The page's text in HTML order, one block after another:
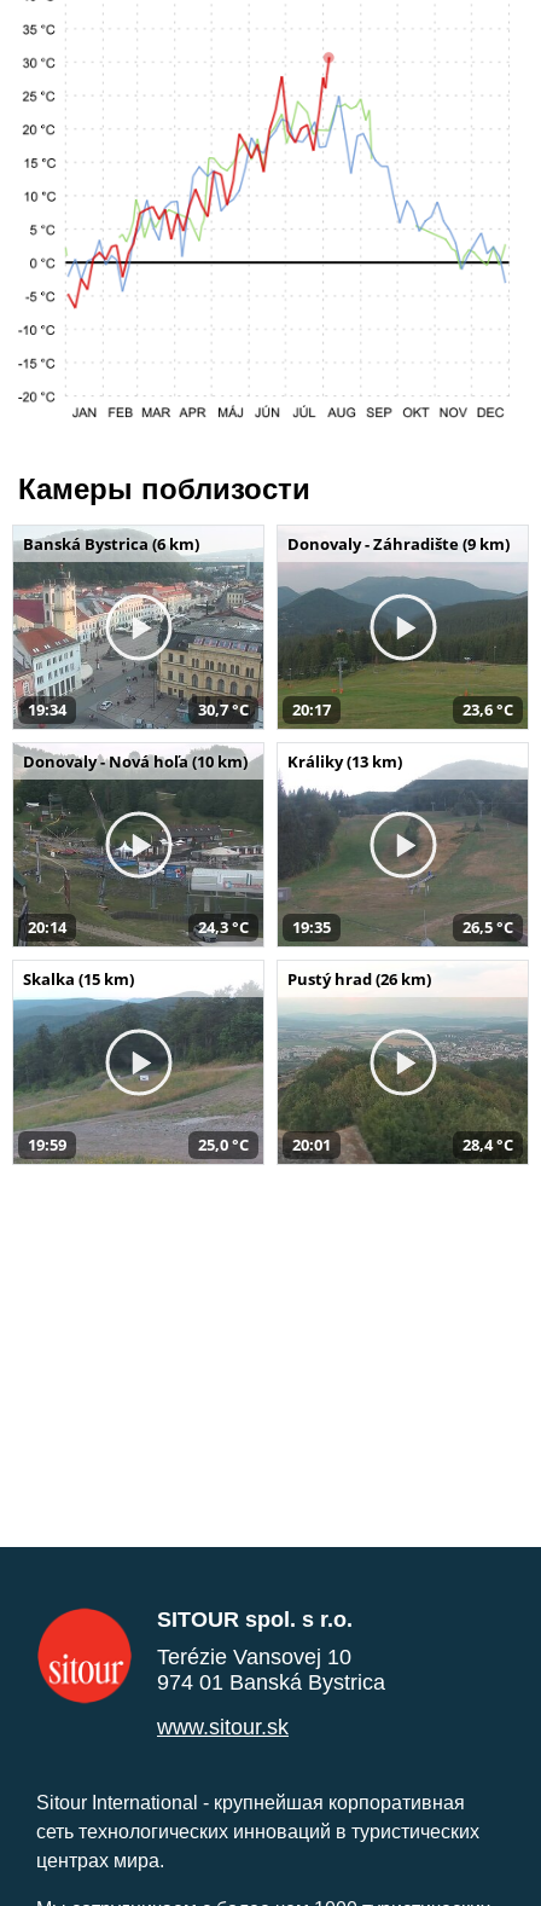
Камеры поблизости
Banská Bystrica (6 km)
19:34 30,7 °C
Donovaly - Záhradište (9 km)
20:17 23,6 °C
Donovaly - Nová hoľa (10 km)
20:14 24,3 °C
Králiky (13 km)
19:35 26,5 °C
Skalka (15 km)
19:59 25,0 °C
Pustý hrad (26 km)
20:01 28,4 °C
SITOUR spol. s r.o.
Terézie Vansovej 10
974 01 Banská Bystrica
www.sitour.sk
Sitour International - крупнейшая корпоративная
сеть технологических инноваций в туристических
центрах мира.